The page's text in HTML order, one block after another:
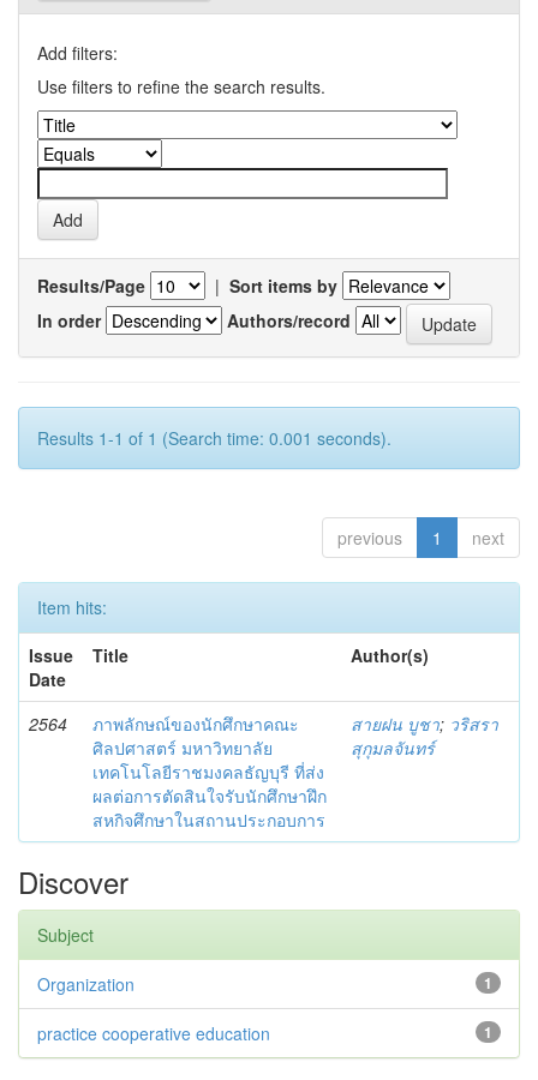
Add filters:
Use filters to refine the search results.
Results/Page | Sort items by
In order
Authors/record
Results 1-1 of 1 (Search time: 0.001 seconds).
previous 1 next
Item hits:
Issue
Date
Title Author(s)
2564
ภาพลักษณ์ของนักศึกษาคณะ
ศิลปศาสตร์ มหาวิทยาลัย
เทคโนโลยีราชมงคลธัญบุรี ที่ส่ง
ผลต่อการตัดสินใจรับนักศึกษาฝึก
สหกิจศึกษาในสถานประกอบการ
สายฝน บูชา; วริสรา
สุกุมลจันทร์
Discover
Subject
1
Organization
1
practice cooperative education